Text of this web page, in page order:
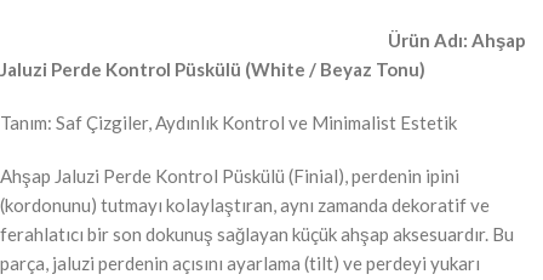
Ürün Adı: Ahşap
Jaluzi Perde Kontrol Püskülü (White / Beyaz Tonu)
Tanım: Saf Çizgiler, Aydınlık Kontrol ve Minimalist Estetik
Ahşap Jaluzi Perde Kontrol Püskülü (Finial), perdenin ipini
(kordonunu) tutmayı kolaylaştıran, aynı zamanda dekoratif ve
ferahlatıcı bir son dokunuş sağlayan küçük ahşap aksesuardır. Bu
parça, jaluzi perdenin açısını ayarlama (tilt) ve perdeyi yukarı